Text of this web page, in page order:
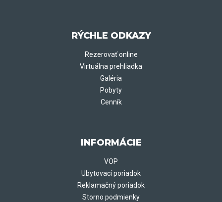
RÝCHLE ODKAZY
Rezerovať online
Virtuálna prehliadka
Galéria
Pobyty
Cenník
INFORMÁCIE
VOP
Ubytovací poriadok
Reklamačný poriadok
Storno podmienky